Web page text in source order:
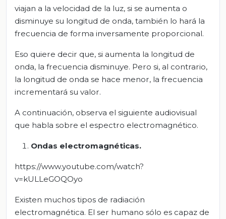
viajan a la velocidad de la luz, si se aumenta o
disminuye su longitud de onda, también lo hará la
frecuencia de forma inversamente proporcional.
Eso quiere decir que, si aumenta la longitud de
onda, la frecuencia disminuye. Pero si, al contrario,
la longitud de onda se hace menor, la frecuencia
incrementará su valor.
A continuación, observa el siguiente audiovisual
que habla sobre el espectro electromagnético.
Ondas electromagnéticas.
https://www.youtube.com/watch?
v=kULLeGOQOyo
Existen muchos tipos de radiación
electromagnética. El ser humano sólo es capaz de